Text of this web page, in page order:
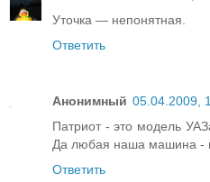
Уточка — непонятная.
Ответить
Анонимный 05.04.2009,
Патриот - это модель
Да любая наша машина -
Ответить